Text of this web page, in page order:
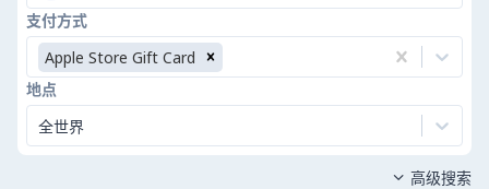
支付方式
Apple Store Gift Card
地点
全世界
 高级搜索